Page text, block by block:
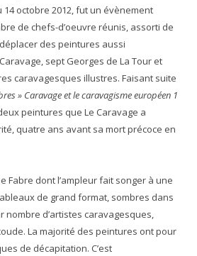
octobre 2012, fut un évènement
de chefs-d’oeuvre réunis, assorti de
des peintures aussi
sept Georges de La Tour et
caravagesques illustres. Faisant suite
» Caravage et le caravagisme européen 1
peintures que Le Caravage a
quatre ans avant sa mort précoce en
Fabre dont l’ampleur fait songer à une
de grand format, sombres dans
nombre d’artistes caravagesques,
La majorité des peintures ont pour
de décapitation. C’est